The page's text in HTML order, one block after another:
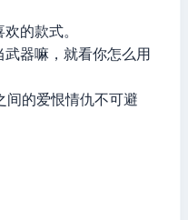
的款式。
器嘛，就看你怎么用
间的爱恨情仇不可避